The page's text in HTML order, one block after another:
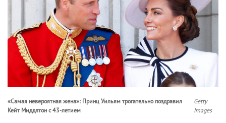
«Самая невероятная жена»: Принц Уильям трогательно поздравил
Кейт Миддлтон с 43-летием
Getty
Images